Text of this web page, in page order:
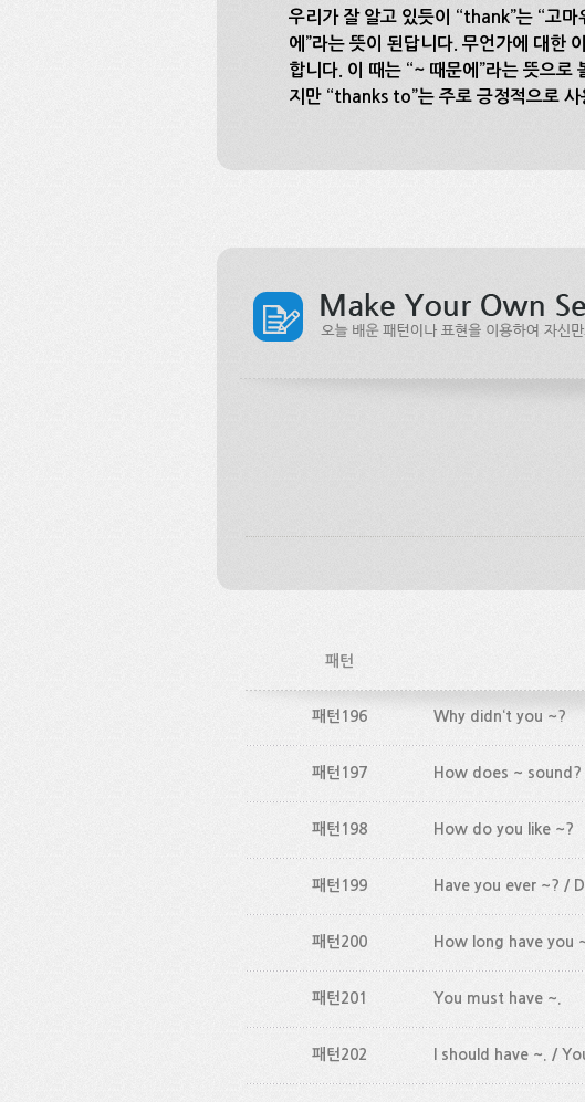
우리가 잘 알고 있듯이 “thank”는 “고
에”라는 뜻이 된답니다. 무언가에 대한
합니다. 이 때는 “~ 때문에”라는 뜻으
지만 “thanks to”는 주로 긍정적으로 사
패턴
패턴196 Why didn‘t you ~?
패턴197 How does ~ sound?
패턴198 How do you like ~?
패턴199 Have you ever ~? /
패턴200 How long have you
패턴201 You must have ~.
패턴202 I should have ~. /